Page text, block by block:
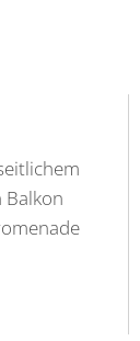
Balkon